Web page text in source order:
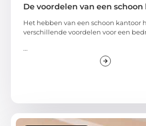
De voordelen van een
Het hebben van een schoon kantoor
verschillende voordelen voor een
...